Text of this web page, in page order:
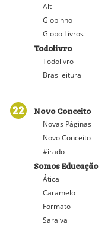
Alt
Globinho
Globo Livros
Todolivro
Todolivro
Brasileitura
22 Novo Conceito
Novas Páginas
Novo Conceito
#irado
Somos Educação
Ática
Caramelo
Formato
Saraiva